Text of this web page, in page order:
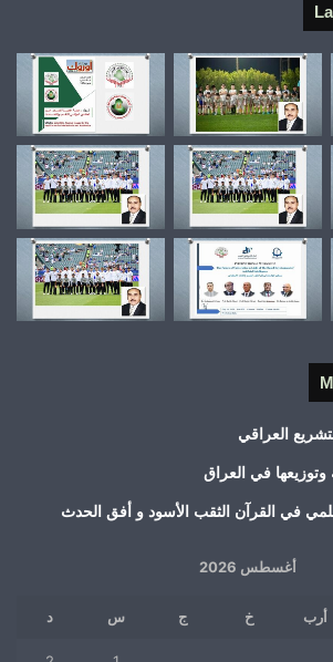
العراقي
وتوزيعها في العراق
في القرآن الثقب الأسود و أفق الحدث
أغسطس 2026
أرب خ ج س د